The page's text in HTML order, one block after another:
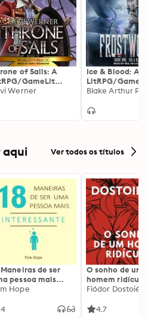
of Sails: A
GameLit
Werner
Ice & Blood: A
LitRPG/
Viking
Blake Arthur
aqui Ver todos os títulos
Maneiras de ser
pessoa mais
Hope
4
O sonho de um
homem ridículo
Fiódor
4.7